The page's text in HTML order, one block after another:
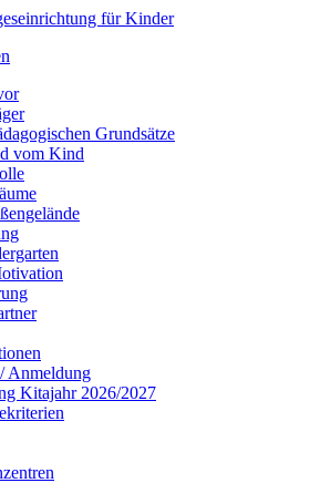
Grundsätze
vom Kind
Anmeldung
Kitajahr 2026/2027